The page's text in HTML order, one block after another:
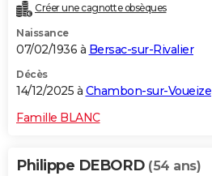
Créer une cagnotte obsèques
Naissance
07/02/1936 à Bersac-sur-Rivalier
Décès
14/12/2025 à Chambon-sur-Voueize
Famille BLANC
Philippe DEBORD (54 ans)